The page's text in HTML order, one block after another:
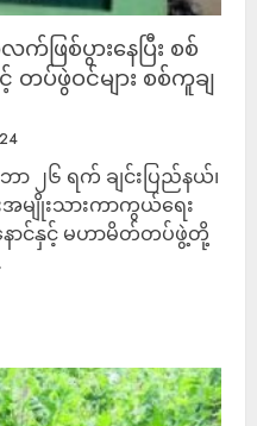
ြစ်ပွားနေပြီး စစ်
တပ်ဖွဲဝင်များ စစ်ကူချ
ာ ၂၆ ရက် ချင်းပြည်နယ်၊
မျိုးသားကာကွယ်ရေး
နောင်နှင့် မဟာမိတ်တပ်ဖွဲ့တို့